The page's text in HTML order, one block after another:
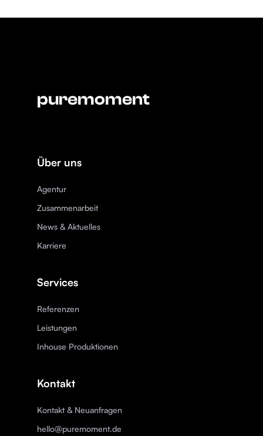
puremoment
Über uns
Agentur
Zusammenarbeit
News & Aktuelles
Karriere
Services
Referenzen
Leistungen
Inhouse Produktionen
Kontakt
Kontakt & Neuanfragen
hello@puremoment.de